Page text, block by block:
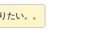
たい。。